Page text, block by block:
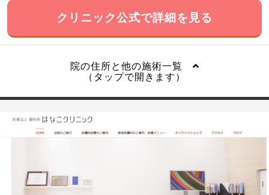
クリニック公式で詳細を見る
院の住所と他の施術一覧
（タップで開きます）